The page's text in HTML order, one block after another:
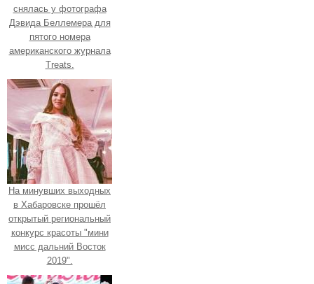
снялась у фотографа
Дэвида Беллемера для
пятого номера
американского журнала
Treats.
На минувших выходных
в Хабаровске прошёл
открытый региональный
конкурс красоты "мини
мисс дальний Восток
2019".